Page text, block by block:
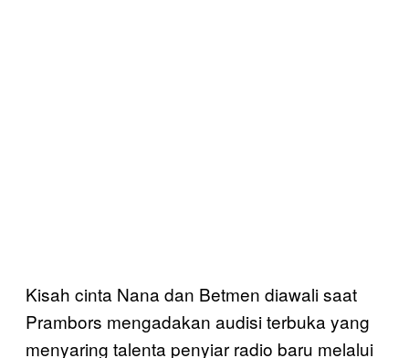
Kisah cinta Nana dan Betmen diawali saat
Prambors mengadakan audisi terbuka yang
menyaring talenta penyiar radio baru melalui